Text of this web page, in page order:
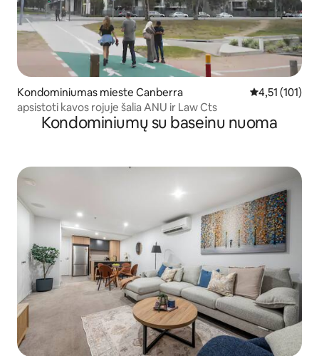
Kondominiumas mieste Canberra Vidutinis
4,51 (101)
apsistoti kavos rojuje šalia ANU ir Law Cts
Kondominiumų su baseinu nuoma